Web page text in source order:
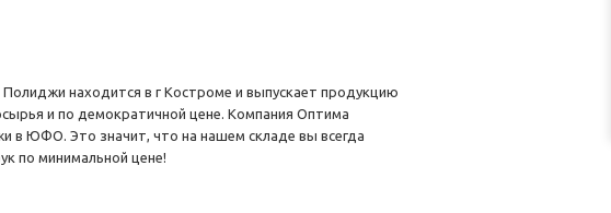
находится в г Костроме и выпускает продукцию
и по демократичной цене. Компания Оптима
в ЮФО. Это значит, что на нашем складе вы всегда
по минимальной цене!